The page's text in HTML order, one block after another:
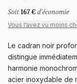
Soit167 € d'économie
Vous l'avez vu moins
Le cadran noir
distingue
harmonie
acier inoxydable de